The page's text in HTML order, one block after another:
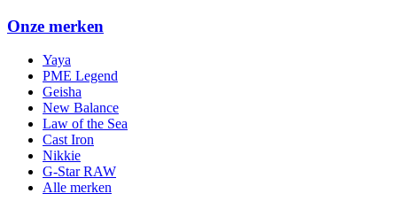
Onze merken
Yaya
PME Legend
Geisha
New Balance
Law of the Sea
Cast Iron
Nikkie
G-Star RAW
Alle merken